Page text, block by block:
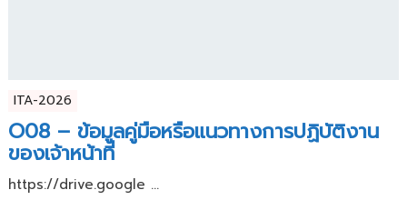
ITA-2026
O08 – ข้อมูลคู่มือหรือแนวทางการปฏิบัติงาน
ของเจ้าหน้าที่
https://drive.google ...